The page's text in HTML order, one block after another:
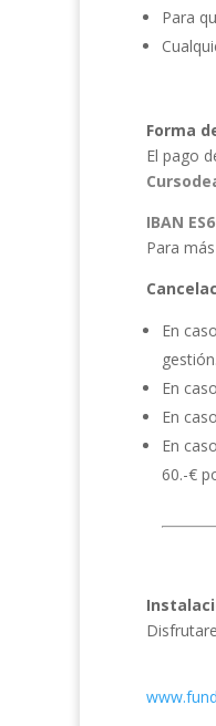
Para
Forma
El pago
IBAN
Para
En
gestión.
En
En
En
60.-€